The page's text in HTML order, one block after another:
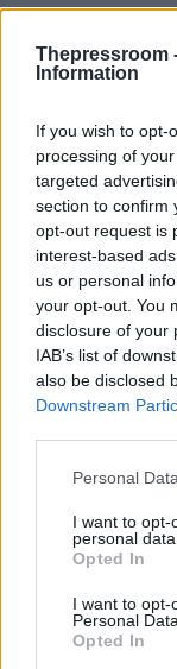
Thepressroom
Information
If you wish to opt-
processing of
targeted
section to confirm
opt-out request is
interest-based
us or personal
your opt-out. You
disclosure of your
IAB’s list of
also be disclosed
Downstream
Please note that
not limited to
grant or deny
use your data for
consent section.
Personal
I want to opt-
personal data.
Opted In
I want to opt-
Personal Data.
Opted In
Οι εικόνες
πρόγνωση να
κορυφωθούν
δυτικά και